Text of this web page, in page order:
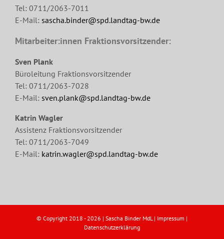
Tel: 0711/2063-7011
E-Mail: sascha.binder@spd.landtag-bw.de
Mitarbeiter:innen Fraktionsvorsitzender:
Sven Plank
Büroleitung Fraktionsvorsitzender
Tel: 0711/2063-7028
E-Mail: sven.plank@spd.landtag-bw.de
Katrin Wagler
Assistenz Fraktionsvorsitzender
Tel: 0711/2063-7049
E-Mail: katrin.wagler@spd.landtag-bw.de
© Copyright 2018 -2026 | Sascha Binder MdL | Impressum |
Datenschutzerklärung